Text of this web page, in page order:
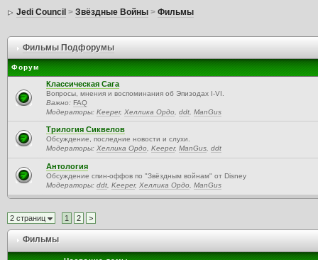
Jedi Council > Звёздные Войны> Фильмы
Фильмы Подфорумы
Форум
Классическая Сага
Вопросы, мнения и воспоминания об Эпизодах I-VI.
Важно: FAQ
Модераторы: Keeper, Хеллика Ордо, ddt, ManGus
Трилогия Сиквелов
Обсуждение, последние новости и слухи.
Модераторы: Хеллика Ордо, Keeper, ManGus, ddt
Антология
Обсуждение спин-оффов по "Звёздным войнам" от Disney
Модераторы: ddt, Keeper, Хеллика Ордо, ManGus
2 страниц 1 2 >
Фильмы